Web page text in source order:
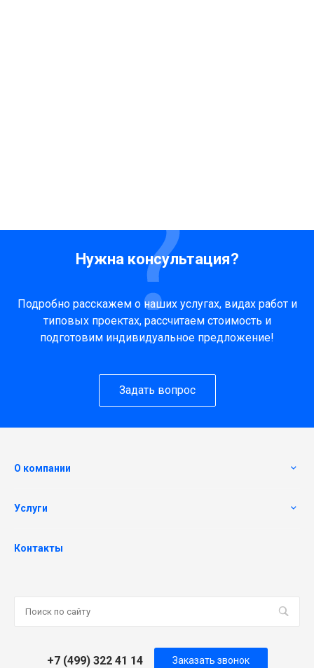
Нужна консультация?
Подробно расскажем о наших услугах, видах работ и
типовых проектах, рассчитаем стоимость и
подготовим индивидуальное предложение!
Задать вопрос
О компании
Услуги
Контакты
+7 (499) 322 41 14 Заказать звонок